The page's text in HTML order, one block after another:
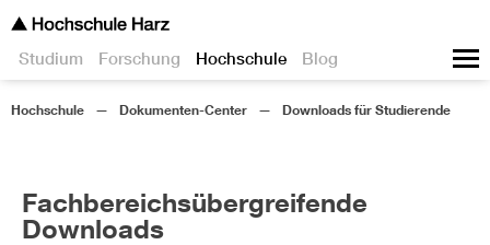
Studium Forschung Hochschule Blog
Hochschule Dokumenten-Center Downloads für Studierende
Fachbereichsübergreifende
Downloads